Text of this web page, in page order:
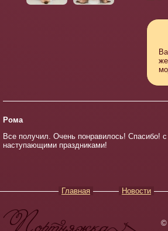
Рома
Все получил. Очень понравилось! Спасибо! с
наступающими праздниками!
Главная Новости
©